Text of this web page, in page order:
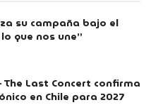
su campaña bajo el
que nos une”
Last Concert confirma
en Chile para 2027